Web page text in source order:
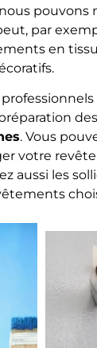
pouvons
par
en
. Vous
votre
aussi les